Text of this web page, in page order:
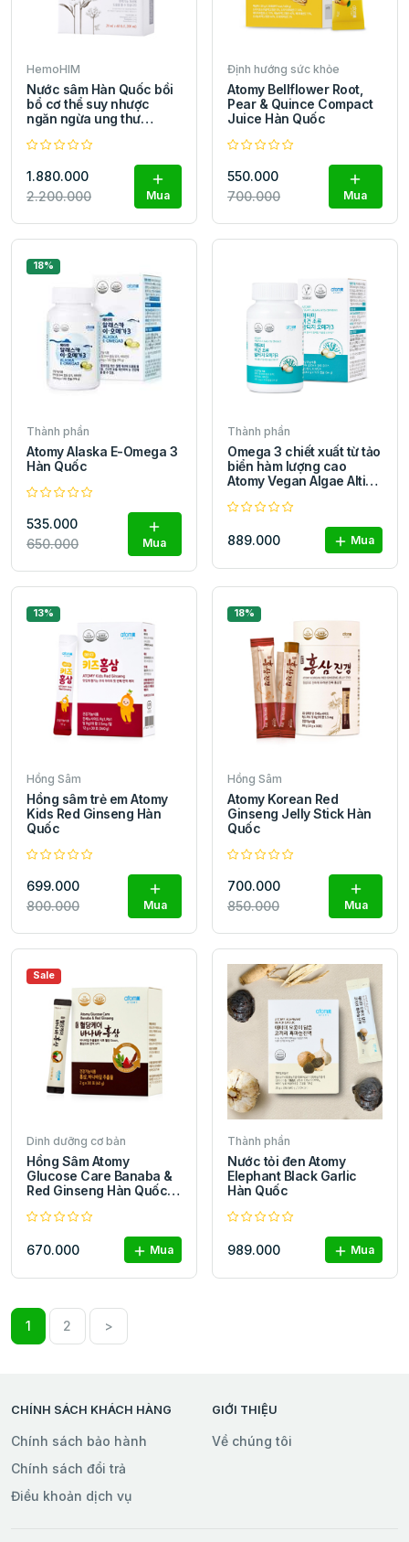
HemoHIM
Nước sâm Hàn Quốc bồi
bổ cơ thể suy nhược
ngăn ngừa ung thư
60gói x 20ml
1.880.000
2.200.000
Mua
Định hướng sức khỏe
Atomy Bellflower Root,
Pear & Quince Compact
Juice Hàn Quốc
550.000
700.000
Mua
18%
Thành phần
Atomy Alaska E-Omega 3
Hàn Quốc
535.000
650.000
Mua
Thành phần
Omega 3 chiết xuất từ tảo
biển hàm lượng cao
Atomy Vegan Algae Altige
889.000 Mua
13%
Hồng Sâm
Hồng sâm trẻ em Atomy
Kids Red Ginseng Hàn
Quốc
699.000
800.000
Mua
18%
Hồng Sâm
Atomy Korean Red
Ginseng Jelly Stick Hàn
Quốc
700.000
850.000
Mua
Sale
Dinh dưỡng cơ bản
Hồng Sâm Atomy
Glucose Care Banaba &
Red Ginseng Hàn Quốc
đường huyết
670.000
Mua
Thành phần
Nước tỏi đen Atomy
Elephant Black Garlic
Hàn Quốc
989.000 Mua
1 2 >
CHÍNH SÁCH KHÁCH HÀNG
Chính sách bảo hành
Chính sách đổi trả
Điều khoản dịch vụ
GIỚI THIỆU
Về chúng tôi